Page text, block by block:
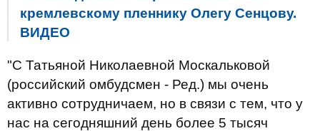
кремлевскому пленнику Олегу Сенцову.
ВИДЕО
"С Татьяной Николаевной Москальковой
(российский омбудсмен - Ред.) мы очень
активно сотрудничаем, но в связи с тем, что у
нас на сегодняшний день более 5 тысяч